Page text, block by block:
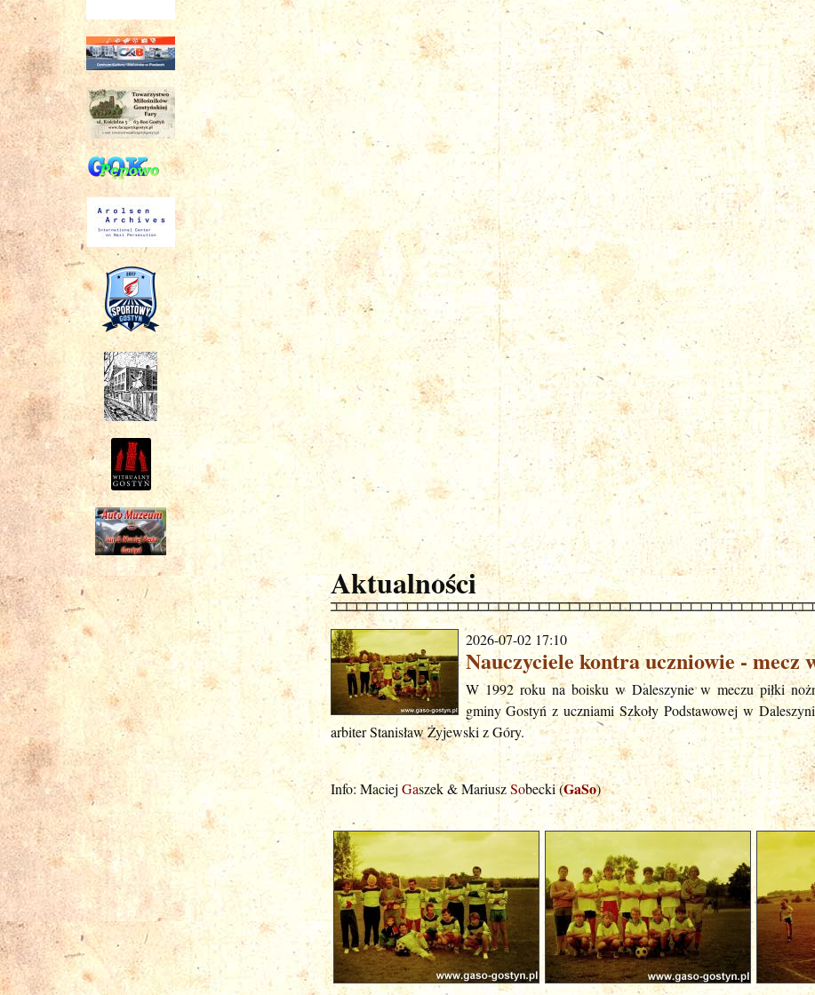
Aktualności
2026-07-02 17:10
Nauczyciele kontra uczniowie - mecz
W 1992 roku na boisku w Daleszynie w meczu piłki
gminy Gostyń z uczniami Szkoły Podstawowej w
arbiter Stanisław Żyjewski z Góry.
Info: MaciejGaszek & MariuszSobecki (GaSo)